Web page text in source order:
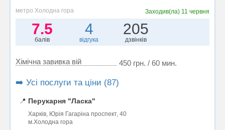
метро Холодна гора Заходив(ла) 11 червня
7.5
балів
4
відгука
205
дзвінків
Хімічна завивка вій 450 грн. / 60 мин.
➡️ Усі послуги та ціни (87)
📍 Перукарня "Ласка"
Харків, Юрія Гагаріна проспект, 40
м.Холодна гора